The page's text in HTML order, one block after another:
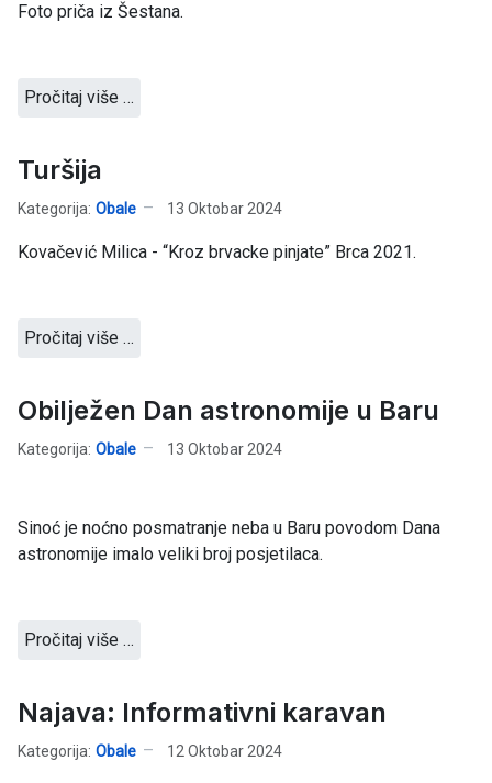
Foto priča iz Šestana.
Pročitaj više …
Turšija
Kategorija: Obale 13 Oktobar 2024
Kovačević Milica - “Kroz brvacke pinjate” Brca 2021.
Pročitaj više …
Obilježen Dan astronomije u Baru
Kategorija: Obale 13 Oktobar 2024
Sinoć je noćno posmatranje neba u Baru povodom Dana
astronomije imalo veliki broj posjetilaca.
Pročitaj više …
Najava: Informativni karavan
Kategorija: Obale 12 Oktobar 2024